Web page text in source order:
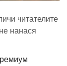
читателите
нанася